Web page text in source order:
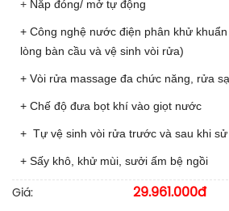
+ Nắp đóng/ mở tự động
+ Công nghệ nước điện phân khử
lòng bàn cầu và vệ sinh vòi rửa)
+ Vòi rửa massage đa chức năng, rửa
+ Chế độ đưa bọt khí vào giọt nước
+ Tự vệ sinh vòi rửa trước và sau khi sử
+ Sấy khô, khử mùi, sưởi ấm bệ ngồi
Giá: 29.961.000đ